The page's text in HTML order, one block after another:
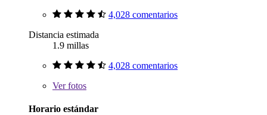
4,028 comentarios
Distancia estimada
1.9 millas
4,028 comentarios
Verfotos
Horario estándar